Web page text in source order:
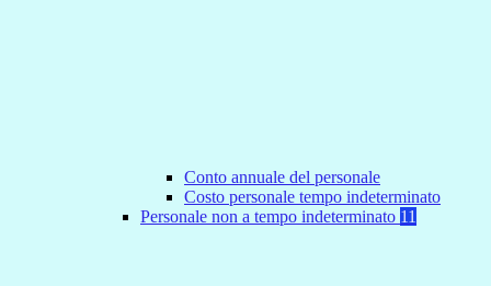
Conto annuale del personale
Costo personale tempo indeterminato
Personale non a tempo indeterminato 11